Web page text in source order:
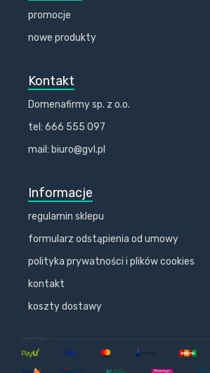
promocje
nowe produkty
Kontakt
Domenafirmy sp. z o.o.
tel: 666 555 097
mail: biuro@gvl.pl
Informacje
regulamin sklepu
formularz odstąpienia od umowy
polityka prywatności i plików cookies
kontakt
koszty dostawy